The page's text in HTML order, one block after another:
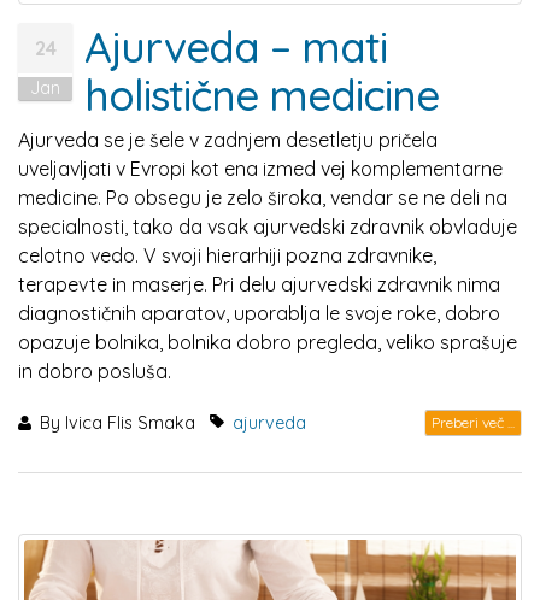
24
Jan
Ajurveda – mati
holistične medicine
Ajurveda se je šele v zadnjem desetletju pričela
uveljavljati v Evropi kot ena izmed vej komplementarne
medicine. Po obsegu je zelo široka, vendar se ne deli na
specialnosti, tako da vsak ajurvedski zdravnik obvladuje
celotno vedo. V svoji hierarhiji pozna zdravnike,
terapevte in maserje. Pri delu ajurvedski zdravnik nima
diagnostičnih aparatov, uporablja le svoje roke, dobro
opazuje bolnika, bolnika dobro pregleda, veliko sprašuje
in dobro posluša.
By Ivica Flis Smaka ajurveda Preberi več ...